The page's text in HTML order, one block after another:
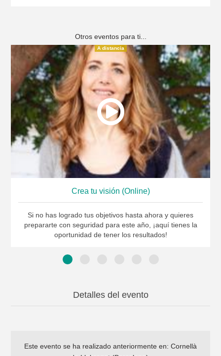
Otros eventos para ti...
Crea tu visión (Online)
Si no has logrado tus objetivos hasta ahora y quieres
prepararte con seguridad para este año, ¡aquí tienes la
oportunidad de tener los resultados!
A distancia
Detalles del evento
Este evento se ha realizado anteriormente en: Cornellà